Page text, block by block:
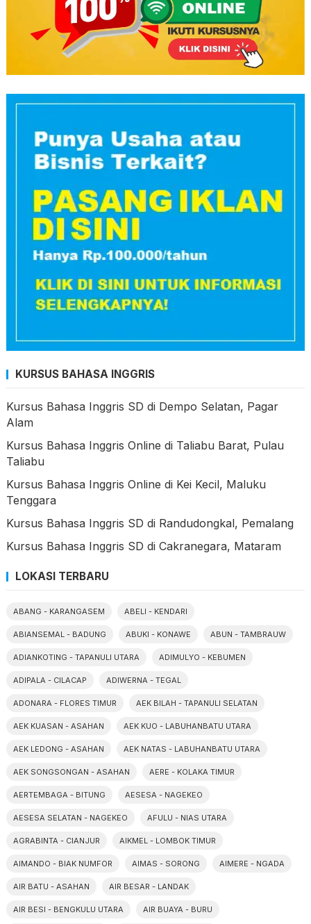
KURSUS BAHASA INGGRIS
Kursus Bahasa Inggris SD di Dempo Selatan, Pagar
Alam
Kursus Bahasa Inggris Online di Taliabu Barat, Pulau
Taliabu
Kursus Bahasa Inggris Online di Kei Kecil, Maluku
Tenggara
Kursus Bahasa Inggris SD di Randudongkal, Pemalang
Kursus Bahasa Inggris SD di Cakranegara, Mataram
LOKASI TERBARU
ABANG - KARANGASEM ABELI - KENDARI
ABIANSEMAL - BADUNG ABUKI - KONAWE ABUN - TAMBRAUW
ADIANKOTING - TAPANULI UTARA ADIMULYO - KEBUMEN
ADIPALA - CILACAP ADIWERNA - TEGAL
ADONARA - FLORES TIMUR AEK BILAH - TAPANULI SELATAN
AEK KUASAN - ASAHAN AEK KUO - LABUHANBATU UTARA
AEK LEDONG - ASAHAN AEK NATAS - LABUHANBATU UTARA
AEK SONGSONGAN - ASAHAN AERE - KOLAKA TIMUR
AERTEMBAGA - BITUNG AESESA - NAGEKEO
AESESA SELATAN - NAGEKEO AFULU - NIAS UTARA
AGRABINTA - CIANJUR AIKMEL - LOMBOK TIMUR
AIMANDO - BIAK NUMFOR AIMAS - SORONG AIMERE - NGADA
AIR BATU - ASAHAN AIR BESAR - LANDAK
AIR BESI - BENGKULU UTARA AIR BUAYA - BURU